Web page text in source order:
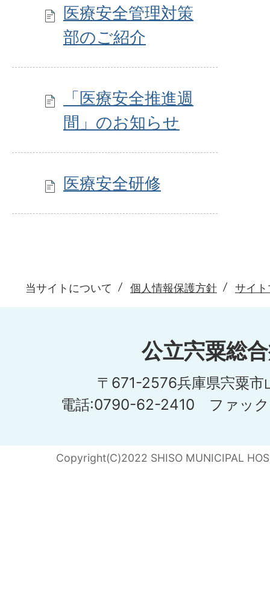
医療安全管理対策
部のご紹介
「医療安全推進週
間」のお知らせ
医療安全研修
当サイトについて 個人情報保護方針 サイ
公立宍粟総
〒671-2576兵庫県宍粟市
電話:0790-62-2410 ファッ
Copyright(C)2022 SHISO MUNICIPAL